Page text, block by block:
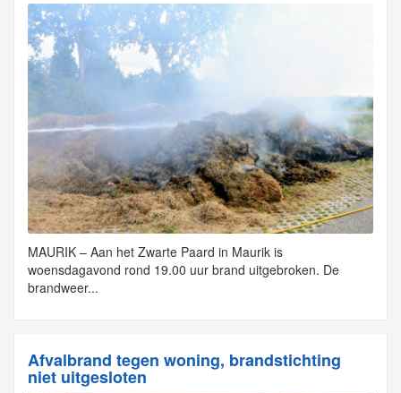
MAURIK – Aan het Zwarte Paard in Maurik is
woensdagavond rond 19.00 uur brand uitgebroken. De
brandweer...
Afvalbrand tegen woning, brandstichting
niet uitgesloten